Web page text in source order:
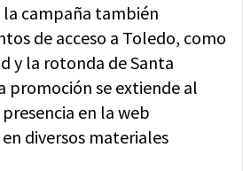
la campaña también
de acceso a Toledo, como
y la rotonda de Santa
promoción se extiende al
en la web
diversos materiales